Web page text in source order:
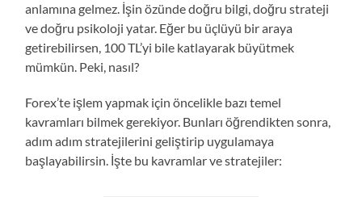
anlamına gelmez. İşin özünde doğru bilgi, doğru strateji
ve doğru psikoloji yatar. Eğer bu üçlüyü bir araya
getirebilirsen, 100 TL’yi bile katlayarak büyütmek
mümkün. Peki, nasıl?
Forex’te işlem yapmak için öncelikle bazı temel
kavramları bilmek gerekiyor. Bunları öğrendikten sonra,
adım adım stratejilerini geliştirip uygulamaya
başlayabilirsin. İşte bu kavramlar ve stratejiler: